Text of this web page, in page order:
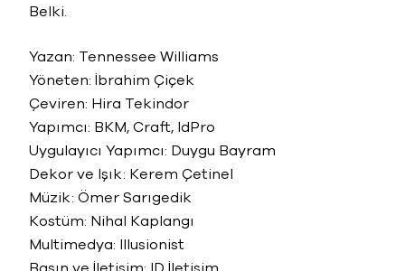
Belki.
Yazan: Tennessee Williams
Yöneten: İbrahim Çiçek
Çeviren: Hira Tekindor
Yapımcı: BKM, Craft, IdPro
Uygulayıcı Yapımcı: Duygu Bayram
Dekor ve Işık: Kerem Çetinel
Müzik: Ömer Sarıgedik
Kostüm: Nihal Kaplangı
Multimedya: Illusionist